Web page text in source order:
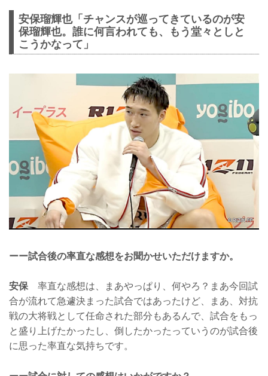
安保瑠輝也「チャンスが巡ってきているのが安
保瑠輝也。誰に何言われても、もう堂々としと
こうかなって」
ーー試合後の率直な感想をお聞かせいただけますか。
安保 率直な感想は、まあやっぱり、何やろ？まあ今回試
合が流れて急遽決まった試合ではあったけど、まあ、対抗
戦の大将戦として任命された部分もあるんで、試合をもっ
と盛り上げたかったし、倒したかったっていうのが試合後
に思った率直な気持ちです。